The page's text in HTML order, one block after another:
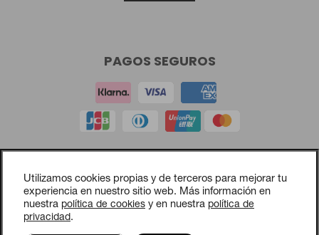
PAGOS SEGUROS
Aviso legal
Política de privacidad
Política de cookies
Utilizamos cookies propias y de terceros para mejorar tu
experiencia en nuestro sitio web. Más información en
nuestra política de cookies y en nuestra política de
privacidad.